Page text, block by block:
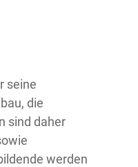
seine
die
sind daher
werden